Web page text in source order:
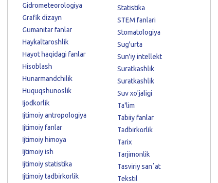
Gidrometeorologiya
Grafik dizayn
Gumanitar fanlar
Haykaltaroshlik
Hayot haqidagi fanlar
Hisoblash
Hunarmandchilik
Huquqshunoslik
Ijodkorlik
Ijtimoiy antropologiya
Ijtimoiy fanlar
Ijtimoiy himoya
Ijtimoiy ish
Ijtimoiy statistika
Ijtimoiy tadbirkorlik
Statistika
STEM fanlari
Stomatologiya
Sug'urta
Sun'iy intellekt
Suratkashlik
Suratkashlik
Suv xo'jaligi
Ta'lim
Tabiiy fanlar
Tadbirkorlik
Tarix
Tarjimonlik
Tasviriy sanʼat
Tekstil